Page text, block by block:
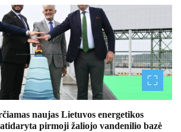
naujas Lietuvos energetikos
pirmoji žaliojo vandenilio bazė